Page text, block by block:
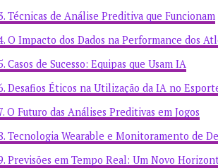
Técnicas de Análise Preditiva que Funcionam
O Impacto dos Dados na Performance dos
Casos de Sucesso: Equipas que Usam IA
Desafios Éticos na Utilização da IA no
O Futuro das Análises Preditivas em Jogos
Tecnologia Wearable e Monitoramento de
Previsões em Tempo Real: Um Novo